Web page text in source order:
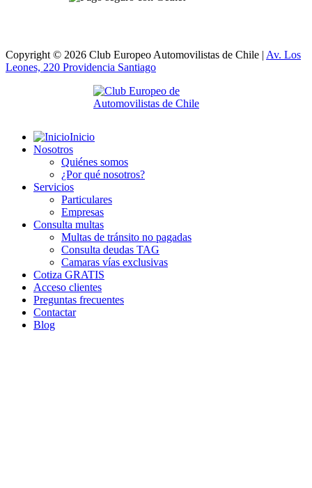
Copyright © 2026 Club Europeo Automovilistas de Chile | Av. Los
Leones, 220 Providencia Santiago
Inicio
Nosotros
Quiénes somos
¿Por qué nosotros?
Servicios
Particulares
Empresas
Consulta multas
Multas de tránsito no pagadas
Consulta deudas TAG
Camaras vías exclusivas
Cotiza GRATIS
Acceso clientes
Preguntas frecuentes
Contactar
Blog